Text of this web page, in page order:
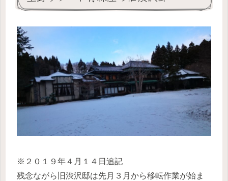
※２０１９年４月１４日追記
残念ながら旧渋沢邸は先月３月から移転作業が始ま